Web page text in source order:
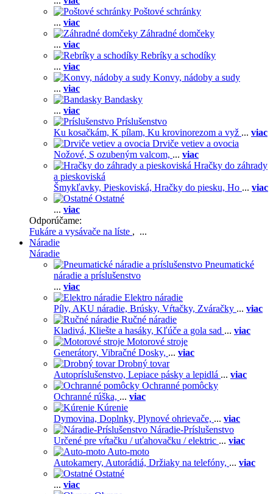
Poštové schránky
... viac
Záhradné domčeky
... viac
Rebríky a schodíky
... viac
Konvy, nádoby a sudy
... viac
Bandasky
... viac
Príslušenstvo
Ku kosačkám, K pílam, Ku krovinorezom a vyž ... viac
Drviče vetiev a ovocia
Nožové, S ozubeným valcom, ... viac
Hračky do záhrady
a pieskoviská
Šmykľavky, Pieskoviská, Hračky do piesku, Ho ... viac
Ostatné
... viac
Odporúčame:
Fukáre a vysávače na líste , ...
Náradie
Náradie
Pneumatické
náradie a príslušenstvo
... viac
Elektro náradie
Píly, AKU náradie, Brúsky, Vŕtačky, Zváračky ... viac
Ručné náradie
Kladivá, Kliešte a hasáky, Kľúče a gola sad ... viac
Motorové stroje
Generátory, Vibračné Dosky, ... viac
Drobný tovar
Autopríslušenstvo, Lepiace pásky a lepidlá ... viac
Ochranné pomôcky
Ochranné rúška, ... viac
Kúrenie
Dymovina, Doplnky, Plynové ohrievače, ... viac
Náradie-Príslušenstvo
Určené pre vŕtačku / uťahovačku / elektric ... viac
Auto-moto
Autokamery, Autorádiá, Držiaky na telefóny, ... viac
Ostatné
... viac